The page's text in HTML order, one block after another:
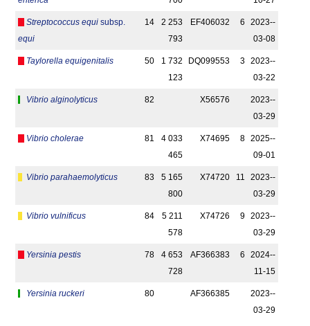
Streptococcus equi subsp.
equi
14
2 253
793
EF406032 6
2023-­
03-08
Taylorella equigenitalis 50
1 732
123
DQ099553 3
2023-­
03-22
Vibrio alginolyticus 82 X56576
2023-­
03-29
Vibrio cholerae 81
4 033
465
X74695 8
2025-­
09-01
Vibrio parahaemolyticus 83
5 165
800
X74720 11
2023-­
03-29
Vibrio vulnificus 84
5 211
578
X74726 9
2023-­
03-29
Yersinia pestis 78
4 653
728
AF366383 6
2024-­
11-15
Yersinia ruckeri 80 AF366385
2023-­
03-29